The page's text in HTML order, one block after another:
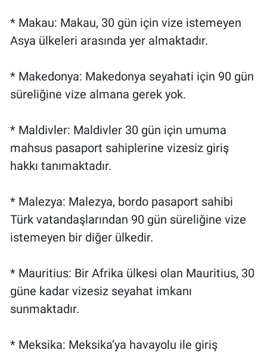
* Makau: Makau, 30 gün için vize istemeyen
Asya ülkeleri arasında yer almaktadır.
* Makedonya: Makedonya seyahati için 90 gün
süreliğine vize almana gerek yok.
* Maldivler: Maldivler 30 gün için umuma
mahsus pasaport sahiplerine vizesiz giriş
hakkı tanımaktadır.
* Malezya: Malezya, bordo pasaport sahibi
Türk vatandaşlarından 90 gün süreliğine vize
istemeyen bir diğer ülkedir.
* Mauritius: Bir Afrika ülkesi olan Mauritius, 30
güne kadar vizesiz seyahat imkanı
sunmaktadır.
* Meksika: Meksika’ya havayolu ile giriş